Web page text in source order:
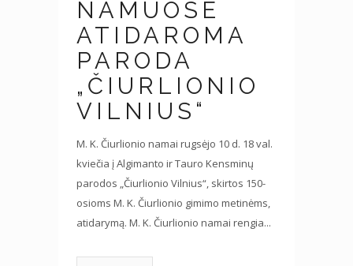
NAMUOSE
ATIDAROMA
PARODA
„ČIURLIONIO
VILNIUS“
M. K. Čiurlionio namai rugsėjo 10 d. 18 val.
kviečia į Algimanto ir Tauro Kensminų
parodos „Čiurlionio Vilnius“, skirtos 150-
osioms M. K. Čiurlionio gimimo metinėms,
atidarymą. M. K. Čiurlionio namai rengia...